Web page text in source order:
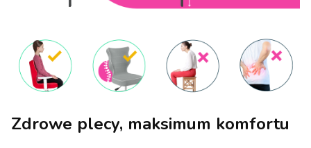
Zdrowe plecy, maksimum komfortu